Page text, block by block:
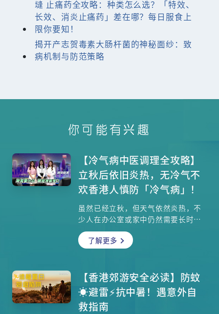
塳 止痛药全攻略：种类怎么选？「特效、
长效、消炎止痛药」差在哪？每日服食上
限你要知！
揭开产志贺毒素大肠杆菌的神秘面纱：致
病机制与防范策略
你可能有兴趣
【冷气病中医调理全攻略】
立秋后依旧炎热，无冷气不
欢香港人慎防「冷气病」！
虽然已经立秋，但天气依然炎热，不
少人在办公室或家中仍然需要长时间
开启冷气。不过长期处于冷气环境
中，容易引发一系列身体不适，现代
杨明霞博士，从中医角度深入讲解冷
气病的症状、成因及实用应对方法，
更教大家用汤水与日常习惯轻松驱散
风寒，改善头痛、疲倦、关节痛等不
了解更多
【香港郊游安全必读】防蚊
☀️避雷⚡️抗中暑！遇意外自
救指南